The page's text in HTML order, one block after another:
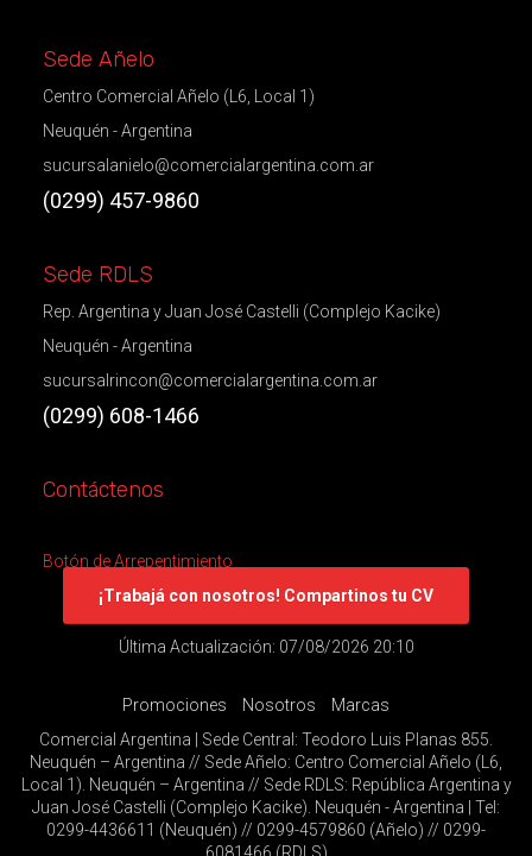
Sede Añelo
Centro Comercial Añelo (L6, Local 1)
Neuquén - Argentina
sucursalanielo@comercialargentina.com.ar
(0299) 457-9860
Sede RDLS
Rep. Argentina y Juan José Castelli (Complejo Kacike)
Neuquén - Argentina
sucursalrincon@comercialargentina.com.ar
(0299) 608-1466
Contáctenos
Botón de Arrepentimiento
¡Trabajá con nosotros! Compartinos tu CV
Última Actualización: 07/08/2026 20:10
Promociones Nosotros
Marcas
Comercial Argentina | Sede Central: Teodoro Luis Planas 855.
Neuquén – Argentina // Sede Añelo: Centro Comercial Añelo (L6,
Local 1). Neuquén – Argentina // Sede RDLS: República Argentina y
Juan José Castelli (Complejo Kacike). Neuquén - Argentina | Tel:
0299-4436611 (Neuquén) // 0299-4579860 (Añelo) // 0299-